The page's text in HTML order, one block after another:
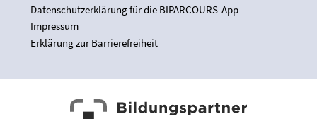
Datenschutzerklärung für die BIPARCOURS-App
Impressum
Erklärung zur Barrierefreiheit